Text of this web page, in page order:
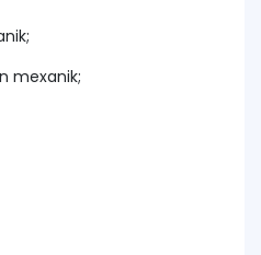
mexanik;